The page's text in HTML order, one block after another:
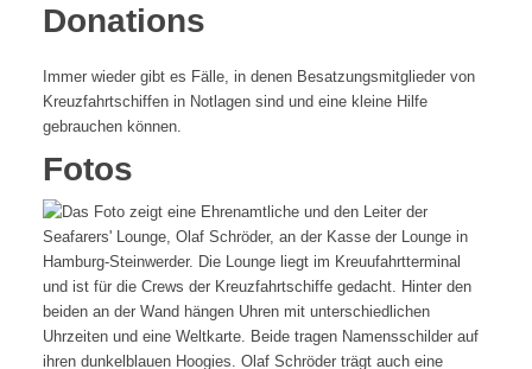
Donations
Immer wieder gibt es Fälle, in denen Besatzungsmitglieder von
Kreuzfahrtschiffen in Notlagen sind und eine kleine Hilfe
gebrauchen können.
Fotos